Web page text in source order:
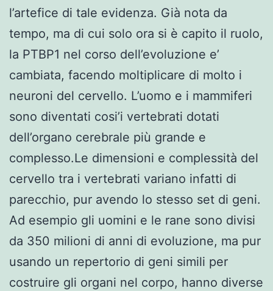
l’artefice di tale evidenza. Già nota da
tempo, ma di cui solo ora si è capito il ruolo,
la PTBP1 nel corso dell’evoluzione e’
cambiata, facendo moltiplicare di molto i
neuroni del cervello. L’uomo e i mammiferi
sono diventati cosi’i vertebrati dotati
dell’organo cerebrale più grande e
complesso.Le dimensioni e complessità del
cervello tra i vertebrati variano infatti di
parecchio, pur avendo lo stesso set di geni.
Ad esempio gli uomini e le rane sono divisi
da 350 milioni di anni di evoluzione, ma pur
usando un repertorio di geni simili per
costruire gli organi nel corpo, hanno diverse